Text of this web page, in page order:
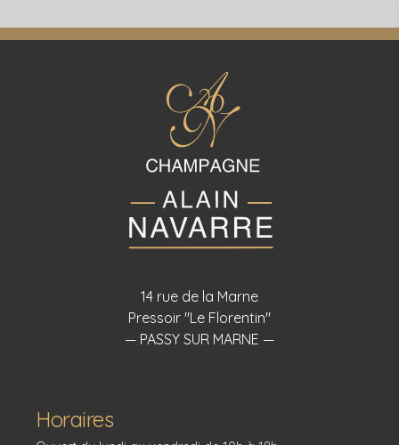
14 rue de la Marne
Pressoir "Le Florentin"
— PASSY SUR MARNE —
Horaires